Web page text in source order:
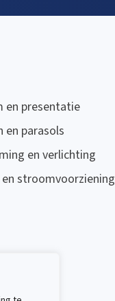
en presentatie
en parasols
en verlichting
stroomvoorziening